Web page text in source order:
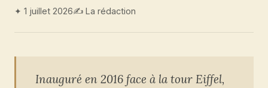
✦ 1 juillet 2026✍ La rédaction
Inauguré en 2016 face à la tour Eiffel,